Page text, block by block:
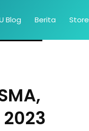
Blog Berita Store